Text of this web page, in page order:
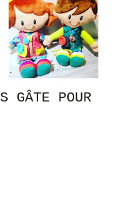
GÂTE POUR